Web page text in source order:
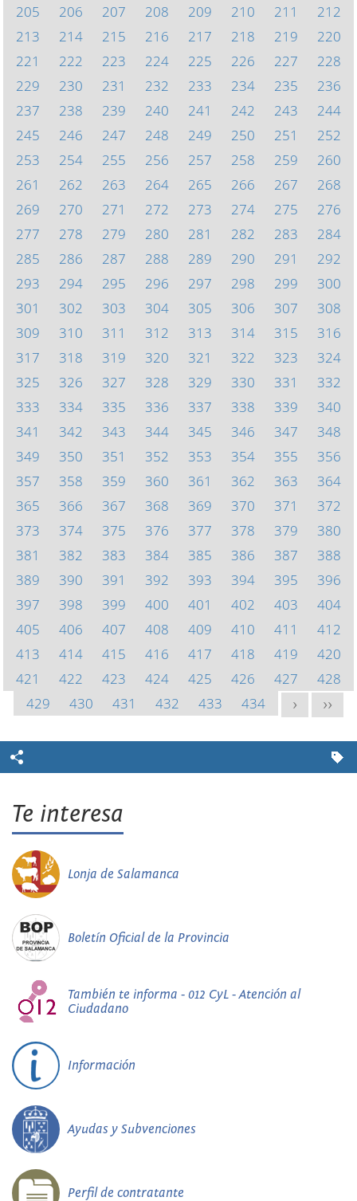
205 206 207 208 209 210 211
212
213
214 215 216 217 218 219
220
221
222 223 224 225 226 227
228
229
230 231 232 233 234 235
236
237
238 239 240 241 242 243
244
245
246 247 248 249 250 251
252
253
254 255 256 257 258 259
260
261
262 263 264 265 266 267
268
269
270 271 272 273 274 275
276
277
278 279 280 281 282 283
284
285
286 287 288 289 290 291
292
293
294 295 296 297 298 299
300
301
302 303 304 305 306 307
308
309
310 311 312 313 314 315
316
317
318 319 320 321 322 323
324
325
326 327 328 329 330 331
332
333
334 335 336 337 338 339
340
341
342 343 344 345 346 347
348
349
350 351 352 353 354 355
356
357
358 359 360 361 362 363
364
365
366 367 368 369 370 371
372
373
374 375 376 377 378 379
380
381
382 383 384 385 386 387
388
389
390 391 392 393 394 395
396
397
398 399 400 401 402 403
404
405
406 407 408 409 410 411
412
413
414 415 416 417 418 419
420
421
422 423 424 425 426 427
428
429
430 431 432 433 434 > >>
Te interesa
Lonja de Salamanca
Boletín Oficial de la Provincia
También te informa - 012 CyL - Atención al
Ciudadano
Información
Ayudas y Subvenciones
Perfil de contratante